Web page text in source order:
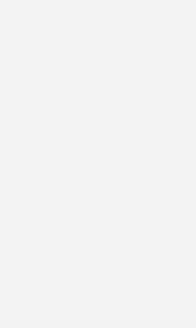
und kann für
50 bis DN 150 eingesetzt werden. Er
EPDM-Dichtung und einen Schutz gegen
kann der Uba-BV-
Abzweig montiert werden. Damit wird die
verschlossen. Als
die abZ-Nummer Z-19.17-2075
Saint-Gobain HES in Frankfurt vorstellte,
mit Druckströmung konzipiert und 25 %
Die Bauhöhe des Ablaufkörpers wurde
von bis zu 24 l/s. Er ist für alle
begeh- und befahrbare Dächer. In
Entwässerungssystem von
nichtbrennbares System dar